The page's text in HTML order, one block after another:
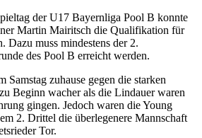
der U17 Bayernliga Pool B konnte
Martin Mairitsch die Qualifikation für
Dazu muss mindestens der 2.
des Pool B erreicht werden.
Samstag zuhause gegen die starken
Beginn wacher als die Lindauer waren
gingen. Jedoch waren die Young
2. Drittel die überlegenere Mannschaft
Tor.